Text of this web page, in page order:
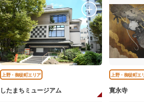
上野・御徒町エリア
したまちミュージアム
上野・御徒町エ
寛永寺